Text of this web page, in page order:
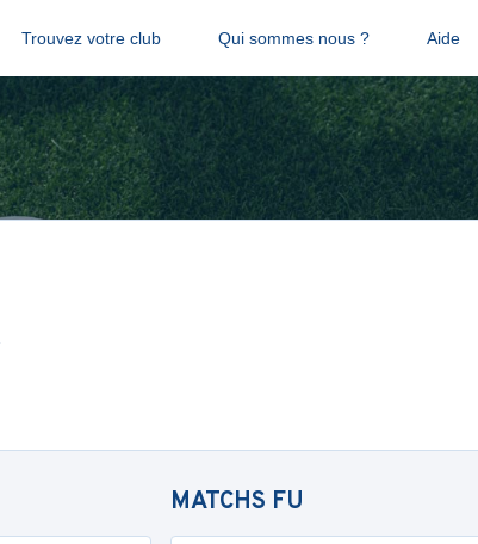
Trouvez votre club Qui sommes nous ? Aide
MATCHS FU